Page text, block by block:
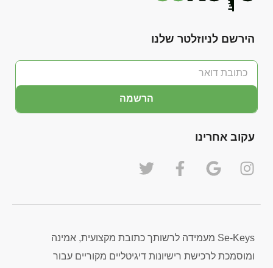
הירשם לניוזלטר שלנו
הרשמה
עקוב אחרינו
Se-Keys מעמידה לרשותך כתובת מקצועית, אמינה
ומוסמכת לרכישת רישיונות דיגיטליים מקוריים עבור